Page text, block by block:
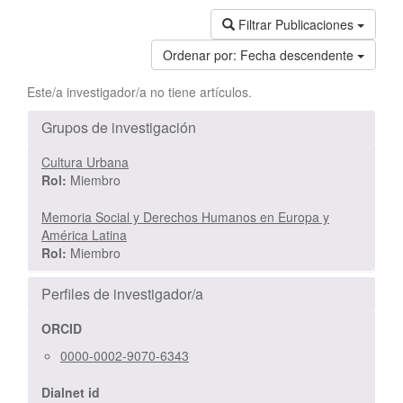
Filtrar Publicaciones
Ordenar por: Fecha descendente
Este/a investigador/a no tiene artículos.
Grupos de investigación
Cultura Urbana
Rol: Miembro
Memoria Social y Derechos Humanos en Europa y
América Latina
Rol: Miembro
Perfiles de investigador/a
ORCID
0000-0002-9070-6343
Dialnet id